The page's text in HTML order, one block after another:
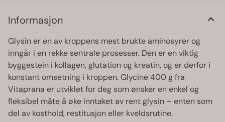
Informasjon
Glysin er en av kroppens mest brukte aminosyrer og
inngår i en rekke sentrale prosesser. Den er en viktig
byggestein i kollagen, glutation og kreatin, og er derfor i
konstant omsetning i kroppen. Glycine 400 g fra
Vitaprana er utviklet for deg som ønsker en enkel og
fleksibel måte å øke inntaket av rent glysin – enten som
del av kosthold, restitusjon eller kveldsrutine.